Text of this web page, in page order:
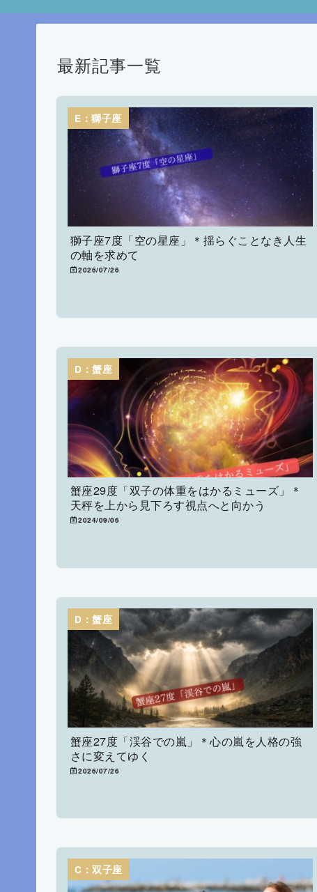
最新記事一覧
E：獅子座
獅子座7度「空の星座」＊揺らぐことなき人生
の軸を求めて
2026/07/26
D：蟹座
蟹座29度「双子の体重をはかるミューズ」＊
天秤を上から見下ろす視点へと向かう
2024/09/06
D：蟹座
蟹座27度「渓谷での嵐」＊心の嵐を人格の強
さに変えてゆく
2026/07/26
C：双子座